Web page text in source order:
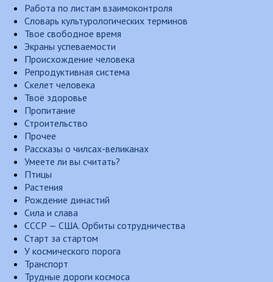
Работа по листам взаимоконтроля
Словарь культурологических терминов
Твое свободное время
Экраны успеваемости
Происхождение человека
Репродуктивная система
Скелет человека
Твоё здоровье
Пропитание
Строительство
Прочее
Рассказы о чилсах-великанах
Умеете ли вы считать?
Птицы
Растения
Рождение династий
Сила и слава
СССР — США. Орбиты сотрудничества
Старт за стартом
У космического порога
Транспорт
Трудные дороги космоса